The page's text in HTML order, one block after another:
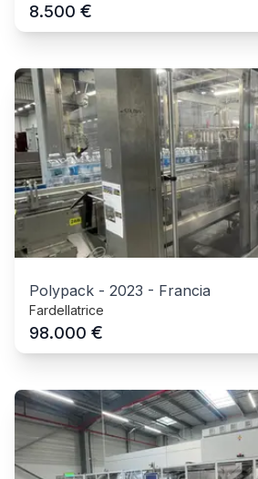
8.500 €
Polypack - 2023 - Francia
Fardellatrice
98.000 €